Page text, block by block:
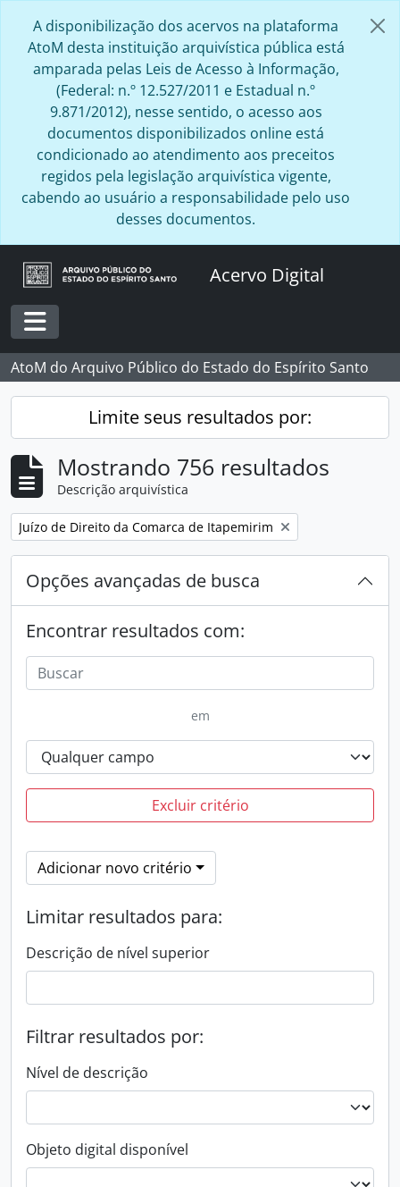
A disponibilização dos acervos na plataforma
AtoM desta instituição arquivística pública está
amparada pelas Leis de Acesso à Informação,
(Federal: n.º 12.527/2011 e Estadual n.º
9.871/2012), nesse sentido, o acesso aos
documentos disponibilizados online está
condicionado ao atendimento aos preceitos
regidos pela legislação arquivística vigente,
cabendo ao usuário a responsabilidade pelo uso
desses documentos.
Acervo Digital
Toggle navigation
AtoM do Arquivo Público do Estado do Espírito Santo
Limite seus resultados por:
Mostrando 756 resultados
Descrição arquivística
Remover filtro:
Juízo de Direito da Comarca de Itapemirim
Opções avançadas de busca
Encontrar resultados com:
em
Excluir critério
Adicionar novo critério
Limitar resultados para:
Descrição de nível superior
Filtrar resultados por:
Nível de descrição
Objeto digital disponível